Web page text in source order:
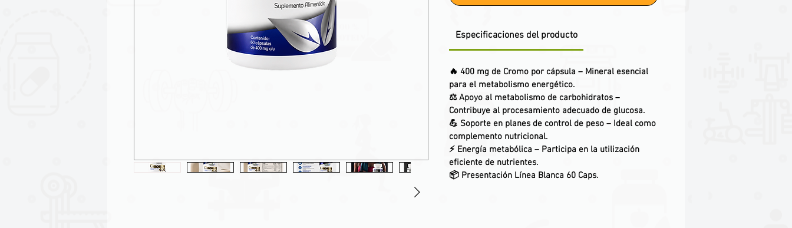
Especificaciones del producto
🔥 400 mg de Cromo por cápsula – Mineral esencial
para el metabolismo energético.
⚖️ Apoyo al metabolismo de carbohidratos –
Contribuye al procesamiento adecuado de glucosa.
💪 Soporte en planes de control de peso – Ideal como
complemento nutricional.
⚡ Energía metabólica – Participa en la utilización
eficiente de nutrientes.
📦 Presentación Línea Blanca 60 Caps.